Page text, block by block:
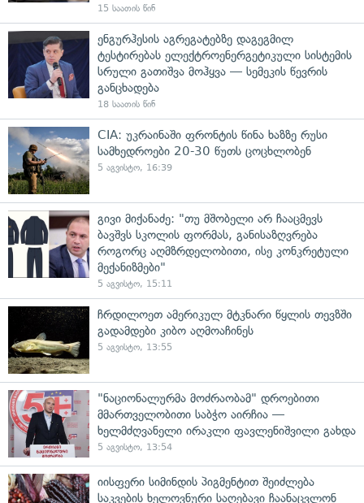
15 საათის წინ
ენგურჰესის აგრეგატებზე დაგეგმილ
ტესტირებას ელექტროენერგეტიკული სისტემის
სრული გათიშვა მოჰყვა — სემეკის წევრის
განცხადება
18 საათის წინ
CIA: უკრაინაში ფრონტის წინა ხაზზე რუსი
სამხედროები 20-30 წუთს ცოცხლობენ
5 აგვისტო, 16:39
გივი მიქანაძე: "თუ მშობელი არ ჩააცმევს
ბავშვს სკოლის ფორმას, განისაზღვრება
როგორც აღმზრდელობითი, ისე კონკრეტული
მექანიზმები"
5 აგვისტო, 15:11
ჩრდილოეთ ამერიკულ მტკნარი წყლის თევზში
გადამდები კიბო აღმოაჩინეს
5 აგვისტო, 13:55
"ნაციონალურმა მოძრაობამ" დროებითი
მმართველობითი საბჭო აირჩია —
ხელმძღვანელი ირაკლი ფავლენიშვილი გახდა
5 აგვისტო, 13:54
იისფერი სიმინდის პიგმენტით შეიძლება
საკვების ხელოვნური საღებავი ჩაანაცვლონ